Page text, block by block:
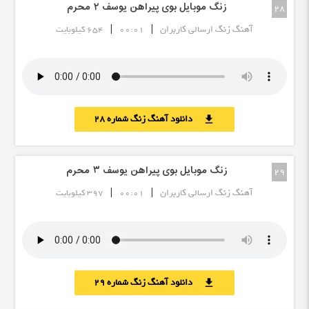
28 زنگ موبایل بوی پیراهن یوسف ٢ محرم
آهنگ زنگ ارسالی کاربران |
00:01
| 654 کیلوبایت
download دانلود آهنگ زنگ شماره 28
29 زنگ موبایل بوی پیراهن یوسف ٣ محرم
آهنگ زنگ ارسالی کاربران |
00:01
| 397 کیلوبایت
download دانلود آهنگ زنگ شماره 29